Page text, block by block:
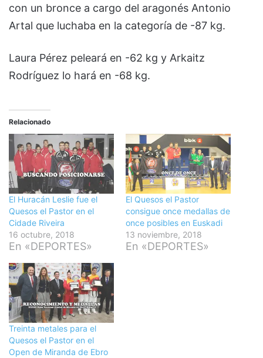
con un bronce a cargo del aragonés Antonio
Artal que luchaba en la categoría de -87 kg.
Laura Pérez peleará en -62 kg y Arkaitz
Rodríguez lo hará en -68 kg.
Relacionado
El Huracán Leslie fue el
Quesos el Pastor en el
Cidade Riveira
16 octubre, 2018
En «DEPORTES»
El Quesos el Pastor
consigue once medallas de
once posibles en Euskadi
13 noviembre, 2018
En «DEPORTES»
Treinta metales para el
Quesos el Pastor en el
Open de Miranda de Ebro